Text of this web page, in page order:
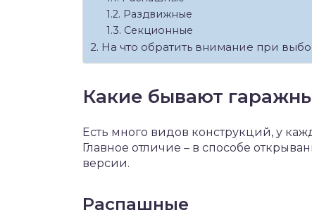
Раздвижные
Секционные
На что обратить внимание при
Какие бывают
Есть много видов конструкций, у
Главное отличие – в способе
версии.
Распашные